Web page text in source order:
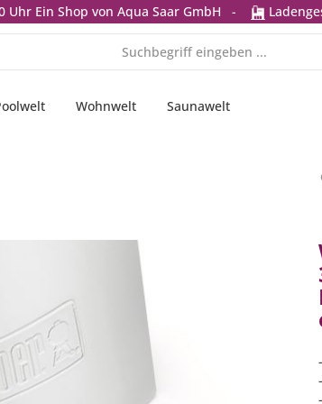
Uhr Ein Shop von Aqua Saar GmbH -
Wohnwelt Saunawelt